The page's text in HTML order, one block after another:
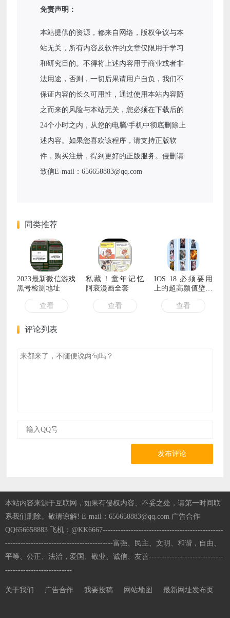
免责声明：
本站提供的资源，都来自网络，版权争议与本
站无关，所有内容及软件的文章仅限用于学习
和研究目的。不得将上述内容用于商业或者非
法用途，否则，一切后果请用户自负，我们不
保证内容的长久可用性，通过使用本站内容随
之而来的风险与本站无关，您必须在下载后的
24个小时之内，从您的电脑/手机中彻底删除上
述内容。如果您喜欢该程序，请支持正版软
件，购买注册，得到更好的正版服务。侵删请
致信E-mail：656658883@qq.com
同类推荐
2023最新微信游戏
黑号检测地址
查看
私藏！童年记忆
阿衰漫画全套
查看
IOS 18 必须要用
上的超高颜值壁纸
1080P
查看
评论列表
发布评论
本站内容来源于互联网，如果有侵权内容、不妥之处，请第一时间联
系我们删除。敬请谅解! E-mail：656658883@qq.com 广告合作
QQ656658883 飞机：@KK6667-----------------------------------------------
------------------------------------------富强、民主、文明、和谐，自由、
平等、公正、法治，爱国、敬业、诚信、友善-----------------------------
--------------------------
关于我们 广告合作 我要投稿 网站地图 最新网址发布页